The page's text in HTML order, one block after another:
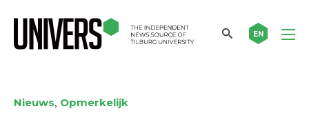
EN
Nieuws, Opmerkelijk